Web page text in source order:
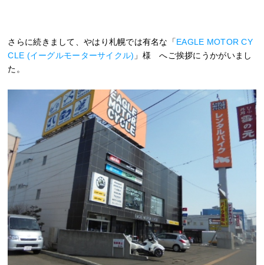
さらに続きまして、やはり札幌では有名な「EAGLE MOTOR CY
CLE (イーグルモーターサイクル) 」様 へご挨拶にうかがいまし
た。